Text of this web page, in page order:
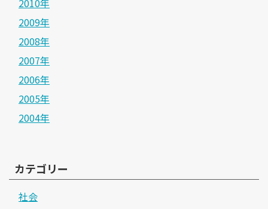
2010年
2009年
2008年
2007年
2006年
2005年
2004年
カテゴリー
社会